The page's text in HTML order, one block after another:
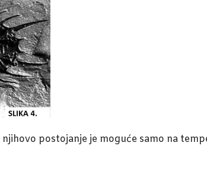
postojanje je moguće samo na